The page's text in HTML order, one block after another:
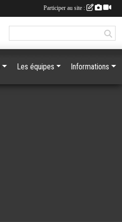
Les équipes Informations
Participer au site :